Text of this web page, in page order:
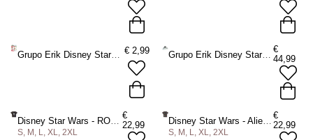
Grupo Erik Disney Star Wars - Christmas SelfAdhesive Labels Selbstklebende Etiketten - Mehrfarben € 2,99 Grupo Erik Disney Star Wars - Atat Derribado 3D Perpetual Kalender - Mehrfarben
€
44,99
Disney Star Wars - ROTJ Silhouette Herren TShirt - Schwarz
S, M, L, XL, 2XL
€
22,99
Disney Star Wars - Alien Heads Herren TShirt - Grau
S, M, L, XL, 2XL
€
22,99